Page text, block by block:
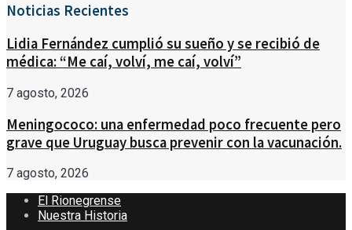
Noticias Recientes
Lidia Fernández cumplió su sueño y se recibió de
médica: “Me caí, volví, me caí, volví”
7 agosto, 2026
Meningococo: una enfermedad poco frecuente pero
grave que Uruguay busca prevenir con la vacunación.
7 agosto, 2026
El Rionegrense
Nuestra Historia